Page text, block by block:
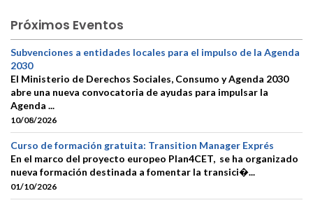
Próximos Eventos
Subvenciones a entidades locales para el impulso de la Agenda
2030
El Ministerio de Derechos Sociales, Consumo y Agenda 2030
abre una nueva convocatoria de ayudas para impulsar la
Agenda ...
10/08/2026
Curso de formación gratuita: Transition Manager Exprés
En el marco del proyecto europeo Plan4CET, se ha organizado
nueva formación destinada a fomentar la transici�...
01/10/2026